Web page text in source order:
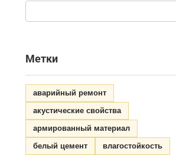
Метки
аварийный ремонт
акустические свойства
армированный материал
белый цемент
влагостойкость